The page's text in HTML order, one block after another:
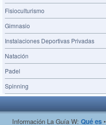
Fisioculturismo
Gimnasio
Instalaciones Deportivas Privadas
Natación
Padel
Spinning
Información La Guía W: Qué es•